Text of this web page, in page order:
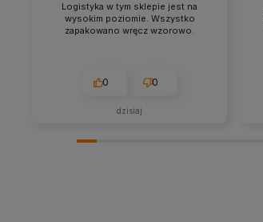
Logistyka w tym sklepie jest na
wysokim poziomie. Wszystko
zapakowano wręcz wzorowo.
0 0
dzisiaj